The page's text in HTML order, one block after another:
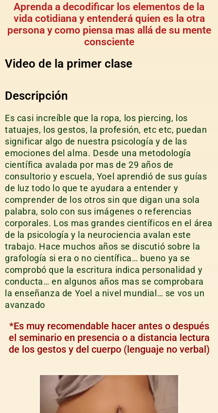
Aprenda a decodificar los elementos de la
vida cotidiana y entenderá quien es la otra
persona y como piensa mas allá de su mente
consciente
Video de la primer clase
Descripción
Es casi increíble que la ropa, los piercing, los
tatuajes, los gestos, la profesión, etc etc, puedan
significar algo de nuestra psicología y de las
emociones del alma. Desde una metodología
científica avalada por mas de 29 años de
consultorio y escuela, Yoel aprendió de sus guías
de luz todo lo que te ayudara a entender y
comprender de los otros sin que digan una sola
palabra, solo con sus imágenes o referencias
corporales. Los mas grandes científicos en el área
de la psicología y la neurociencia avalan este
trabajo. Hace muchos años se discutió sobre la
grafología si era o no científica… bueno ya se
comprobó que la escritura indica personalidad y
conducta… en algunos años mas se comprobara
la enseñanza de Yoel a nivel mundial… se vos un
avanzado
*Es muy recomendable hacer antes o después
el seminario en presencia o a distancia lectura
de los gestos y del cuerpo (lenguaje no verbal)